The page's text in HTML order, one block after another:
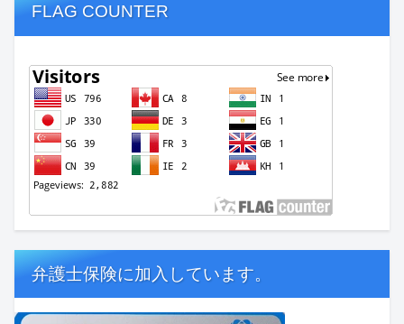
FLAG COUNTER
弁護士保険に加入しています。